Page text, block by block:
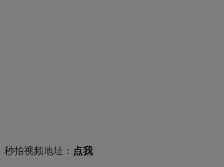
秒拍视频地址： 点我